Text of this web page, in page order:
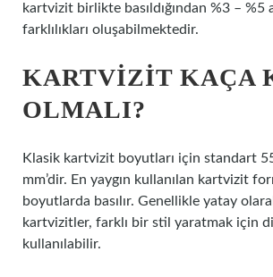
kartvizit birlikte basıldığından %3 – %5
farklılıkları oluşabilmektedir.
KARTVIZIT KAÇA
OLMALI?
Klasik kartvizit boyutları için standart
mm’dir. En yaygın kullanılan kartvizit
boyutlarda basılır. Genellikle yatay
kartvizitler, farklı bir stil yaratmak için
kullanılabilir.